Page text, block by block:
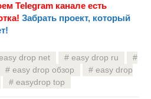
Telegram канале есть
Забрать проект, который
drop net
easy drop ru
easy drop обзор
easy drop
easydrop top